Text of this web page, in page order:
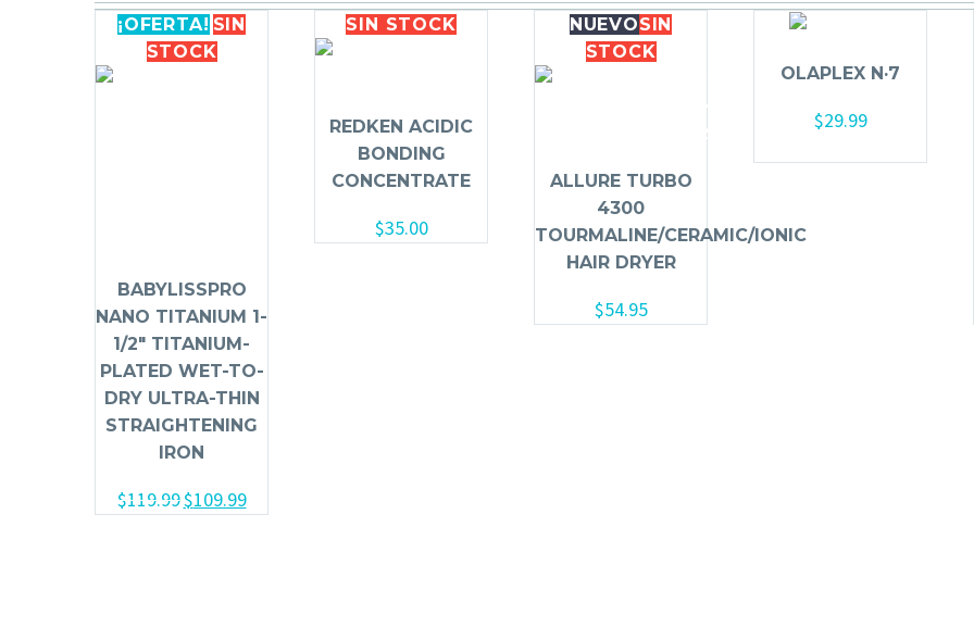
¡OFERTA! SIN
STOCK
BABYLISSPRO
NANO TITANIUM 1-
1/2″ TITANIUM-
PLATED WET-TO-
DRY ULTRA-THIN
STRAIGHTENING
IRON
$119.99$109.99
SIN STOCK
REDKEN ACIDIC
BONDING
CONCENTRATE
$35.00
NUEVOSIN
STOCK
ALLURE TURBO
4300
TOURMALINE/CERAMIC/IONIC
HAIR DRYER
$54.95
OLAPLEX N·7
$29.99